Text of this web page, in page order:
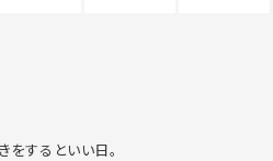
するといい日。